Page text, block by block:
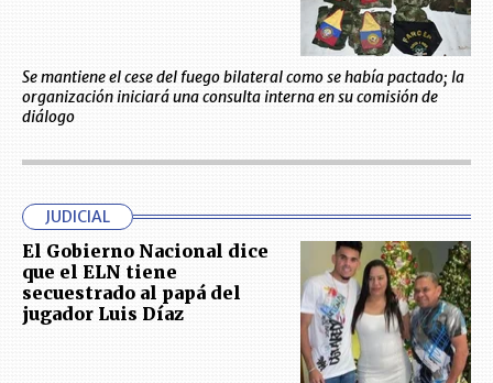
Se mantiene el cese del fuego bilateral como se había pactado; la
organización iniciará una consulta interna en su comisión de
diálogo
JUDICIAL
El Gobierno Nacional dice
que el ELN tiene
secuestrado al papá del
jugador Luis Díaz